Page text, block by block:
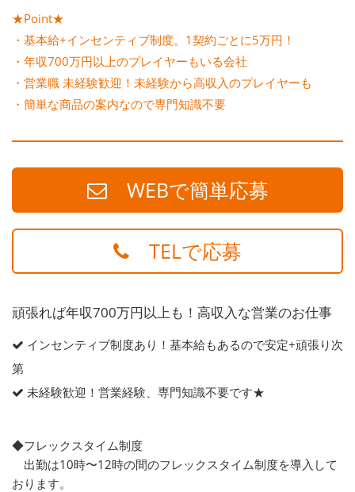
★Point★
・基本給+インセンティブ制度。1契約ごとに5万円！
・年収700万円以上のプレイヤーもいる会社
・営業職 未経験歓迎！未経験から高収入のプレイヤーも
・簡単な商品の案内なので専門知識不要
WEBで簡単応募
TELで応募
頑張れば年収700万円以上も！高収入な営業のお仕事
インセンティブ制度あり！基本給もあるので安定+頑張り次
第
未経験歓迎！営業経験、専門知識不要です★
◆フレックスタイム制度
出勤は10時〜12時の間のフレックスタイム制度を導入して
おります。